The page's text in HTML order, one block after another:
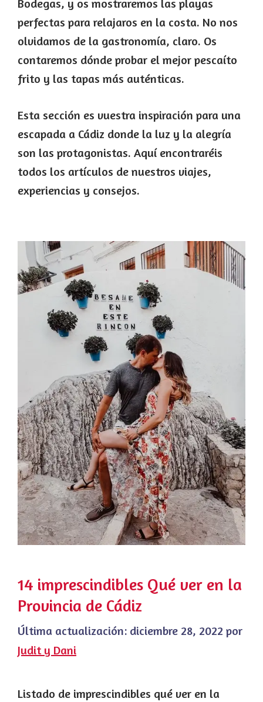
Bodegas, y os mostraremos las playas
perfectas para relajaros en la costa. No nos
olvidamos de la gastronomía, claro. Os
contaremos dónde probar el mejor pescaíto
frito y las tapas más auténticas.
Esta sección es vuestra inspiración para una
escapada a Cádiz donde la luz y la alegría
son las protagonistas. Aquí encontraréis
todos los artículos de nuestros viajes,
experiencias y consejos.
14 imprescindibles Qué ver en la
Provincia de Cádiz
Última actualización: diciembre 28, 2022 por
Judit y Dani
Listado de imprescindibles qué ver en la